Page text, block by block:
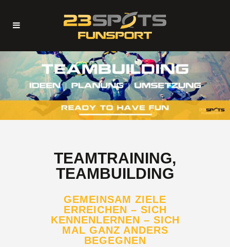
TEAMTRAINING,
TEAMBUILDING
GEMEINSAM ZIELE
ERREICHEN – SICH
KENNENLERNEN – SICH
MAL GANZ ANDERS
BEGEGNEN